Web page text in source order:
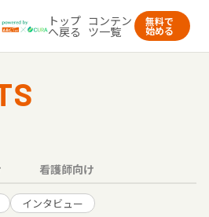
トップ
へ戻る
コンテン
ツ一覧
無料で
始める
看護師向け
インタビュー